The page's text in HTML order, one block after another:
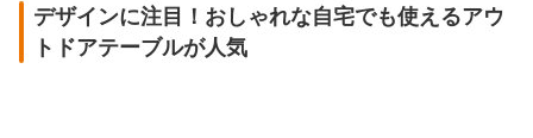
デザインに注目！おしゃれな自宅でも使えるアウ
トドアテーブルが人気